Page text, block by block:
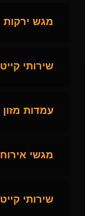
מגש ירקות
שירותי
עמדות מזון
מגשי
שירותי